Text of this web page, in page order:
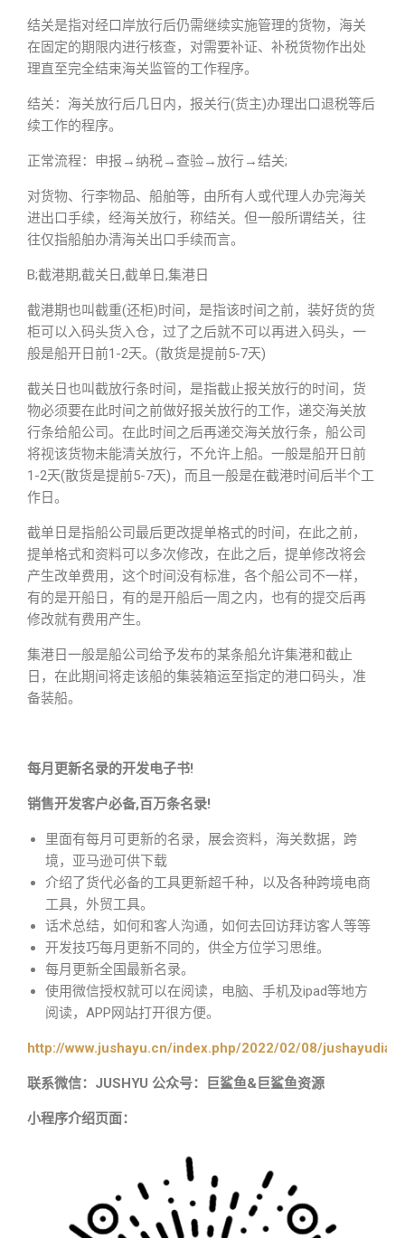
结关是指对经口岸放行后仍需继续实施管理的货物，海关
在固定的期限内进行核查，对需要补证、补税货物作出处
理直至完全结束海关监管的工作程序。
结关：海关放行后几日内，报关行(货主)办理出口退税等后
续工作的程序。
正常流程：申报→纳税→查验→放行→结关;
对货物、行李物品、船舶等，由所有人或代理人办完海关
进出口手续，经海关放行，称结关。但一般所谓结关，往
往仅指船舶办清海关出口手续而言。
B;截港期,截关日,截单日,集港日
截港期也叫截重(还柜)时间，是指该时间之前，装好货的货
柜可以入码头货入仓，过了之后就不可以再进入码头，一
般是船开日前1-2天。(散货是提前5-7天)
截关日也叫截放行条时间，是指截止报关放行的时间，货
物必须要在此时间之前做好报关放行的工作，递交海关放
行条给船公司。在此时间之后再递交海关放行条，船公司
将视该货物未能清关放行，不允许上船。一般是船开日前
1-2天(散货是提前5-7天)，而且一般是在截港时间后半个工
作日。
截单日是指船公司最后更改提单格式的时间，在此之前，
提单格式和资料可以多次修改，在此之后，提单修改将会
产生改单费用，这个时间没有标准，各个船公司不一样，
有的是开船日，有的是开船后一周之内，也有的提交后再
修改就有费用产生。
集港日一般是船公司给予发布的某条船允许集港和截止
日，在此期间将走该船的集装箱运至指定的港口码头，准
备装船。
每月更新名录的开发电子书!
销售开发客户必备,百万条名录!
里面有每月可更新的名录，展会资料，海关数据，跨
境，亚马逊可供下载
介绍了货代必备的工具更新超千种，以及各种跨境电商
工具，外贸工具。
话术总结，如何和客人沟通，如何去回访拜访客人等等
开发技巧每月更新不同的，供全方位学习思维。
每月更新全国最新名录。
使用微信授权就可以在阅读，电脑、手机及ipad等地方
阅读，APP网站打开很方便。
http://www.jushayu.cn/index.php/2022/02/08/
联系微信：JUSHYU 公众号：巨鲨鱼&巨鲨鱼资源
小程序介绍页面：